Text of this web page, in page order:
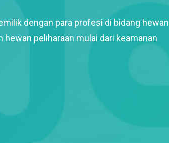
dengan para profesi di bidang hewan
peliharaan mulai dari keamanan